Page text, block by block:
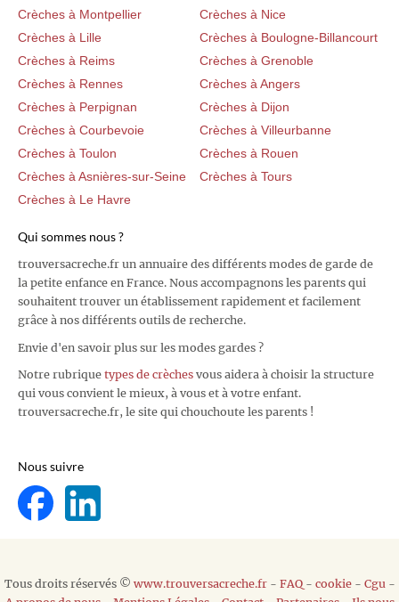
Crèches à Montpellier
Crèches à Nice
Crèches à Lille
Crèches à Boulogne-Billancourt
Crèches à Reims
Crèches à Grenoble
Crèches à Rennes
Crèches à Angers
Crèches à Perpignan
Crèches à Dijon
Crèches à Courbevoie
Crèches à Villeurbanne
Crèches à Toulon
Crèches à Rouen
Crèches à Asnières-sur-Seine
Crèches à Tours
Crèches à Le Havre
Qui sommes nous ?
trouversacreche.fr un annuaire des différents modes de garde de
la petite enfance en France. Nous accompagnons les parents qui
souhaitent trouver un établissement rapidement et facilement
grâce à nos différents outils de recherche.
Envie d'en savoir plus sur les modes gardes ?
Notre rubrique types de crèches vous aidera à choisir la structure
qui vous convient le mieux, à vous et à votre enfant.
trouversacreche.fr, le site qui chouchoute les parents !
Nous suivre
Tous droits réservés © www.trouversacreche.fr- FAQ- cookie- Cgu -